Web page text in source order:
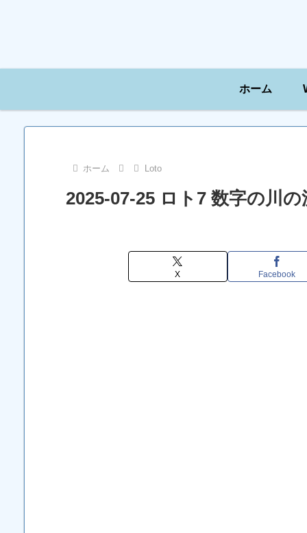
ホーム
ホーム Loto
2025-07-25 ロト7 数字の川
X Facebook